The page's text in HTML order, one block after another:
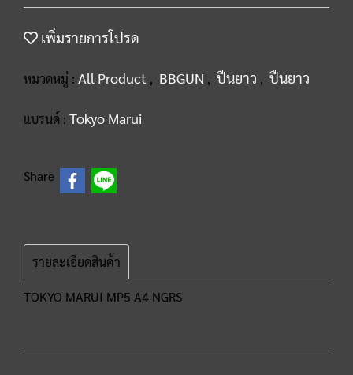
เพิ่มรายการโปรด
หมวดหมู่ : All Product , BBGUN , ปืนยาว , ปืนยาว
แบรนด์ : Tokyo Marui
Share
รายละเอียดสินค้า
TOKYO MARUI MP5 A4 NGRS